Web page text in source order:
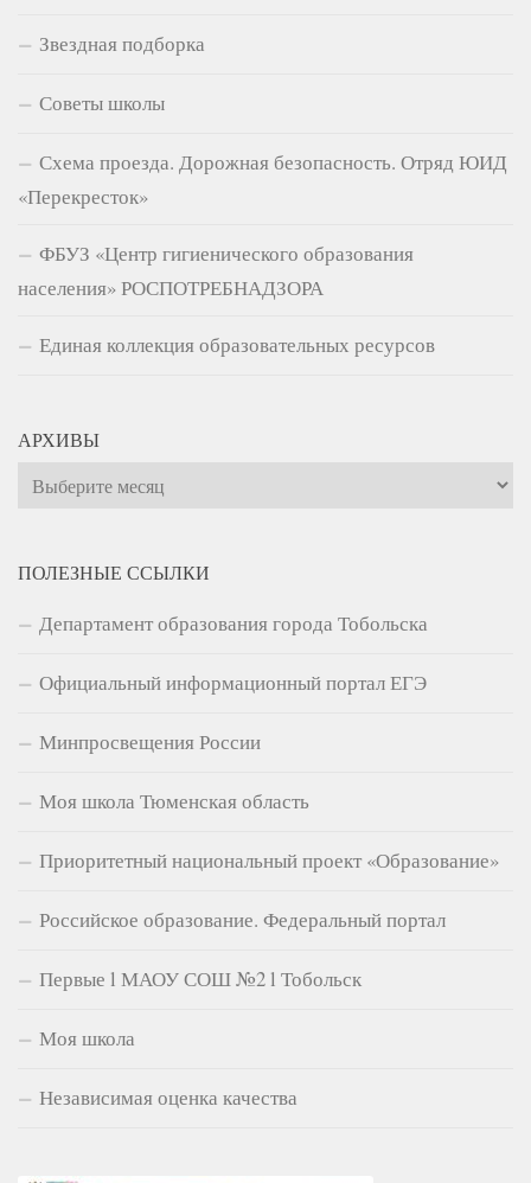
Звездная подборка
Советы школы
Схема проезда. Дорожная безопасность. Отряд ЮИД
«Перекресток»
ФБУЗ «Центр гигиенического образования
населения» РОСПОТРЕБНАДЗОРА
Единая коллекция образовательных ресурсов
АРХИВЫ
Архивы
ПОЛЕЗНЫЕ ССЫЛКИ
Департамент образования города Тобольска
Официальный информационный портал ЕГЭ
Минпросвещения России
Моя школа Тюменская область
Приоритетный национальный проект «Образование»
Российское образование. Федеральный портал
Первые l МАОУ СОШ №2 l Тобольск
Моя школа
Независимая оценка качества